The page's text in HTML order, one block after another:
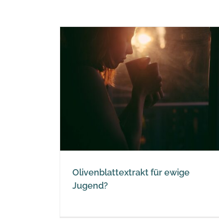
Olivenblattextrakt für ewige
Jugend?